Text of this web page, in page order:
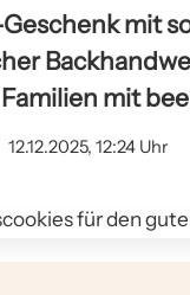
mit
Familien mit
12.12.2025, 12:24 Uhr